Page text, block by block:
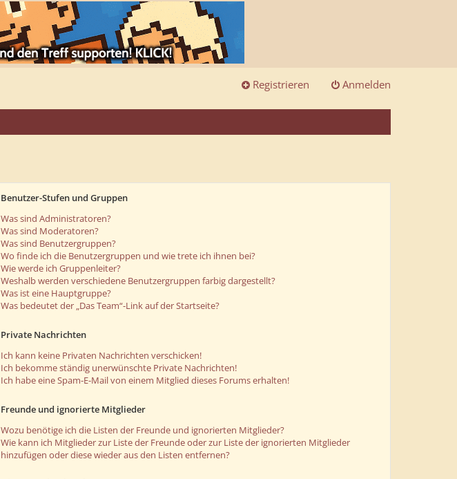
Anmelden
Registrieren
Benutzer-Stufen und Gruppen
Was sind Administratoren?
Was sind Moderatoren?
Was sind Benutzergruppen?
Wo finde ich die Benutzergruppen und wie trete ich ihnen bei?
Wie werde ich Gruppenleiter?
Weshalb werden verschiedene Benutzergruppen farbig dargestellt?
Was ist eine Hauptgruppe?
Was bedeutet der „Das Team“-Link auf der Startseite?
Private Nachrichten
Ich kann keine Privaten Nachrichten verschicken!
Ich bekomme ständig unerwünschte Private Nachrichten!
Ich habe eine Spam-E-Mail von einem Mitglied dieses Forums erhalten!
Freunde und ignorierte Mitglieder
Wozu benötige ich die Listen der Freunde und ignorierten Mitglieder?
Wie kann ich Mitglieder zur Liste der Freunde oder zur Liste der ignorierten Mitglieder
hinzufügen oder diese wieder aus den Listen entfernen?